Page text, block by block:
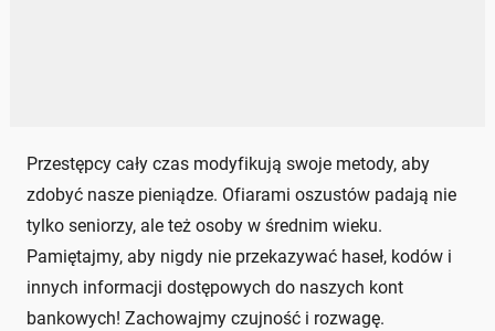
Przestępcy cały czas modyfikują swoje metody, aby
zdobyć nasze pieniądze. Ofiarami oszustów padają nie
tylko seniorzy, ale też osoby w średnim wieku.
Pamiętajmy, aby nigdy nie przekazywać haseł, kodów i
innych informacji dostępowych do naszych kont
bankowych! Zachowajmy czujność i rozwagę.